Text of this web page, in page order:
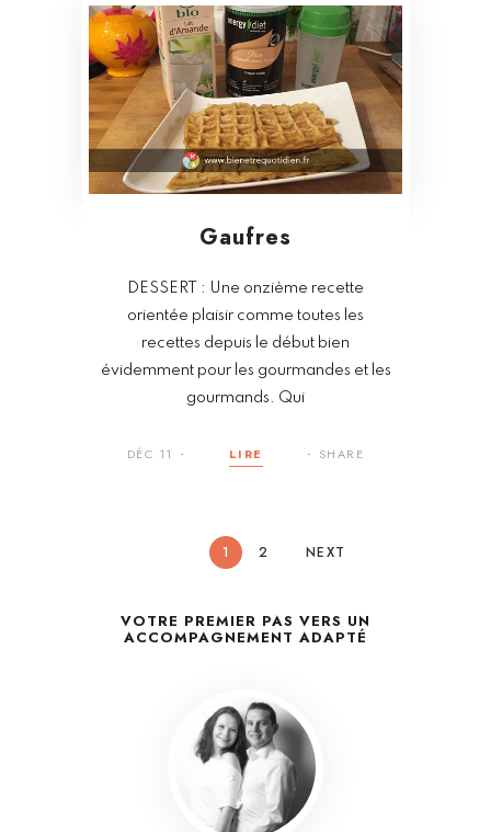
Gaufres
DESSERT : Une onzième recette
orientée plaisir comme toutes les
recettes depuis le début bien
évidemment pour les gourmandes et les
gourmands. Qui
DÉC 11 LIRE SHARE
1 2 NEXT
VOTRE PREMIER PAS VERS UN
ACCOMPAGNEMENT ADAPTÉ